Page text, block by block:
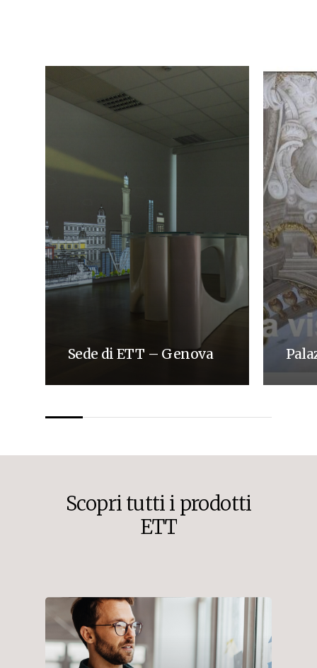
Sede di ETT – Genova
Scopri tutti i prodotti
ETT